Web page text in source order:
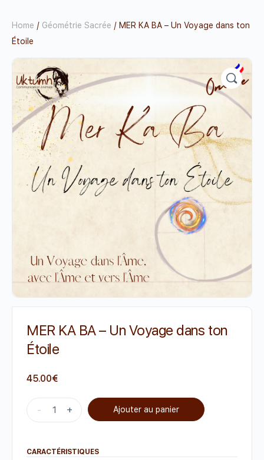
Home / Géométrie Sacrée / MER KA BA – Un Voyage dans ton
Étoile
MER KA BA – Un Voyage dans ton
Étoile
45.00€
- + Ajouter au panier
CARACTÉRISTIQUES